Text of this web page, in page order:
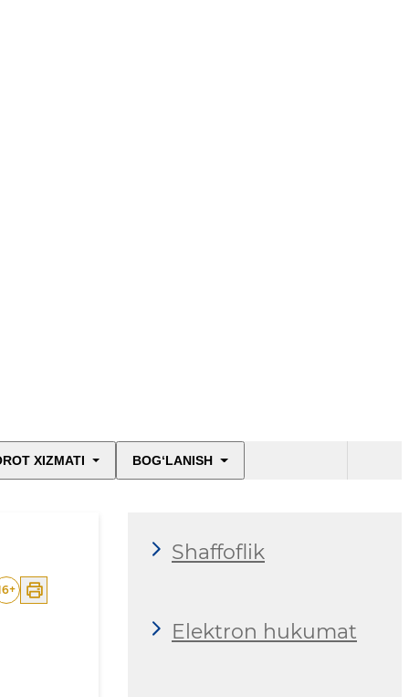
XIZMATI BOG‘LANISH
+
Shaffoflik
Elektron hukumat